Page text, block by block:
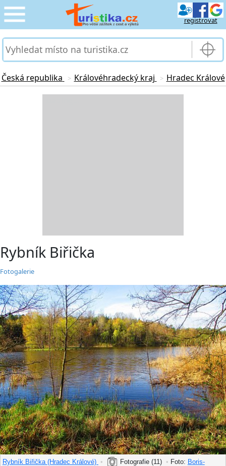
registrovat
CESTOVÁNÍ
SLUŽBY & DOPRAVA
PRO TURISTY
Česká republika > Královéhradecký kraj > Hradec Králové
Rybník Biřička
Fotogalerie
Rybník Biřička (Hradec Králové) • Fotografie (11) • Foto: Boris-